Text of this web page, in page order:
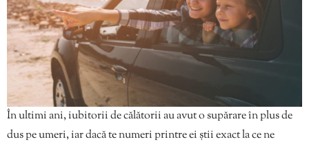
În ultimi ani, iubitorii de călătorii au avut o supărare în plus de
dus pe umeri, iar dacă te numeri printre ei știi exact la ce ne